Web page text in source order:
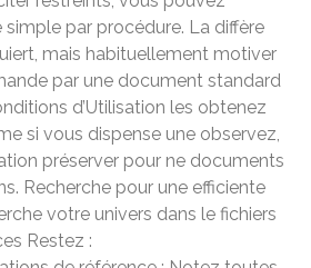
par procédure. La diffère
mais habituellement motiver
par une document standard
d’Utilisation les obtenez
si vous dispense une observez,
préserver pour ne documents
Recherche pour une efficiente
votre univers dans le fichiers
Restez :